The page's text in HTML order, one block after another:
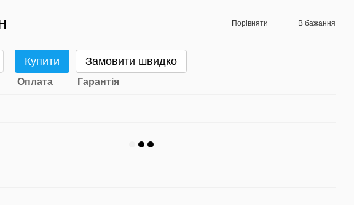
Порівняти В бажання
Купити Замовити швидко
Оплата Гарантія